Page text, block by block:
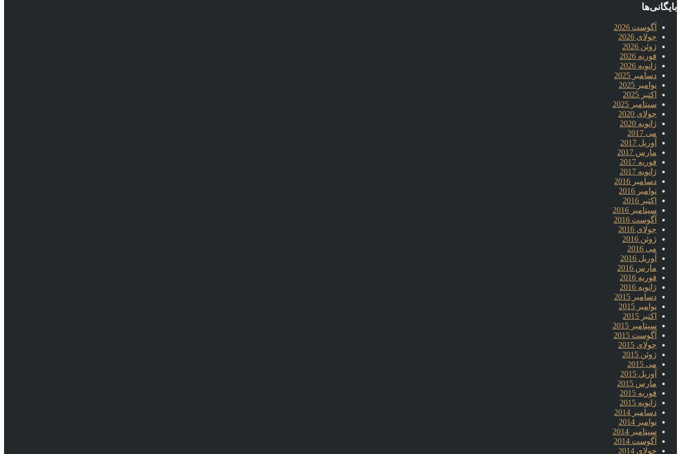
بایگانی‌ها
آگوست 2026
جولای 2026
ژوئن 2026
فوریه 2026
ژانویه 2026
دسامبر 2025
نوامبر 2025
اکتبر 2025
سپتامبر 2025
جولای 2020
ژانویه 2020
می 2017
آوریل 2017
مارس 2017
فوریه 2017
ژانویه 2017
دسامبر 2016
نوامبر 2016
اکتبر 2016
سپتامبر 2016
آگوست 2016
جولای 2016
ژوئن 2016
می 2016
آوریل 2016
مارس 2016
فوریه 2016
ژانویه 2016
دسامبر 2015
نوامبر 2015
اکتبر 2015
سپتامبر 2015
آگوست 2015
جولای 2015
ژوئن 2015
می 2015
آوریل 2015
مارس 2015
فوریه 2015
ژانویه 2015
دسامبر 2014
نوامبر 2014
سپتامبر 2014
آگوست 2014
جولای 2014